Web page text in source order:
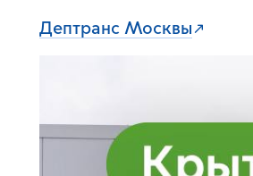
Дептранс Москвы